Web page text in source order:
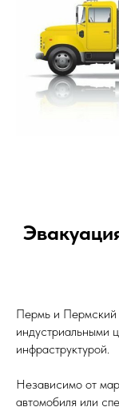
Пермь и Пермский
индустриальными
инфраструктурой.
Независимо от
автомобиля или